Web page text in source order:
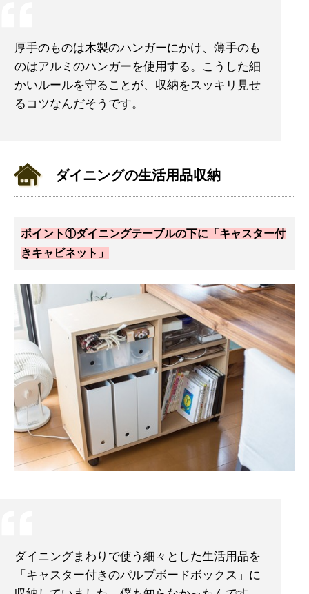
厚手のものは木製のハンガーにかけ、薄手のも
のはアルミのハンガーを使用する。こうした細
かいルールを守ることが、収納をスッキリ見せ
るコツなんだそうです。
ダイニングの生活用品収納
ポイント①ダイニングテーブルの下に「キャスター付
きキャビネット」
ダイニングまわりで使う細々とした生活用品を
「キャスター付きのパルプボードボックス」に